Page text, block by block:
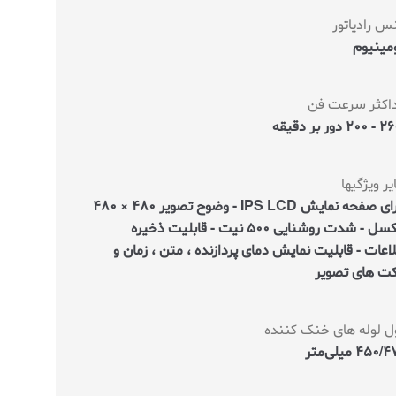
رادیاتور
سرعت فن
بر دقیقه
ویژگیها
دارای صفحه نمایش IPS LCD - وضوح تصویر 480 × 480
پیکسل - شدت روشنایی 500 نیت - قابلیت ذخیره
- قابلیت نمایش دمای پردازنده ، متن ، زمان و
های تصویر
لوله های خنک کننده
میلی‌متر